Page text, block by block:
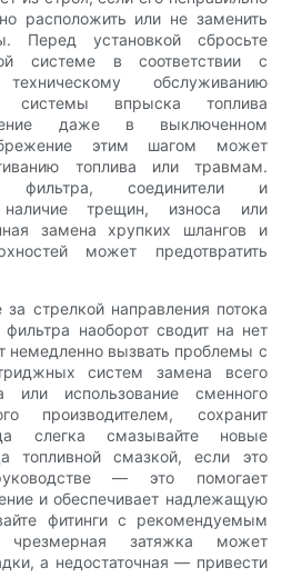
расположить или не заменить
Перед установкой сбросьте
системе в соответствии с
обслуживанию
системы впрыска топлива
даже в выключенном
этим шагом может
топлива или травмам.
фильтра, соединители и
трещин, износа или
замена хрупких шлангов и
может предотвратить
стрелкой направления потока
наоборот сводит на нет
немедленно вызвать проблемы с
систем замена всего
или использование сменного
производителем, сохранит
слегка смазывайте новые
топливной смазкой, если это
— это помогает
и обеспечивает надлежащую
фитинги с рекомендуемым
затяжка может
а недостаточная — привести